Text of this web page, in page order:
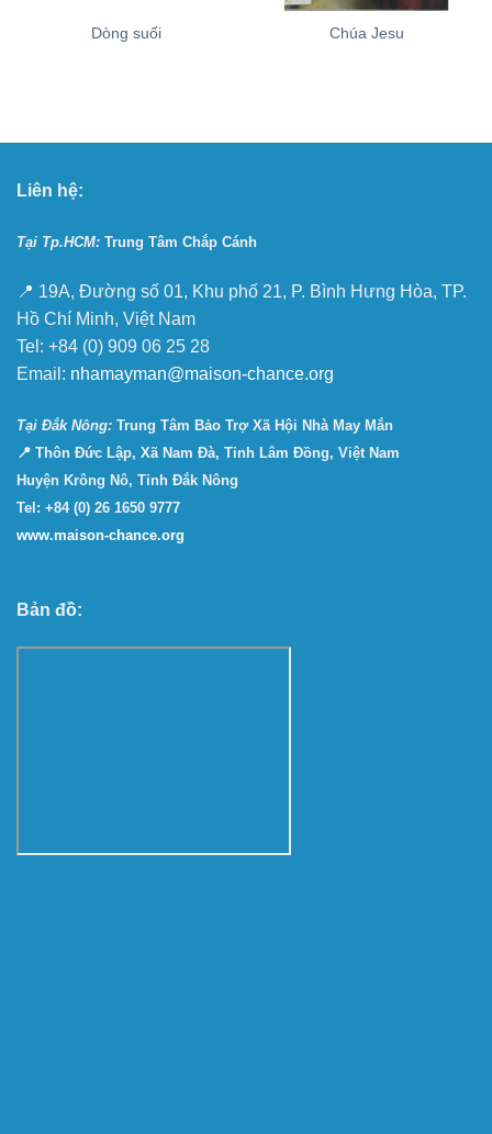
Dòng suối Chúa Jesu
Liên hệ:
Tại Tp.HCM: Trung Tâm Chắp Cánh
📍 19A, Đường số 01, Khu phố 21, P. Bình Hưng Hòa, TP.
Hồ Chí Minh, Việt Nam
Tel: +84 (0) 909 06 25 28
Email: nhamayman@maison-chance.org
Tại Ðắk Nông: Trung Tâm Bảo Trợ Xã Hội Nhà May Mắn
📍 Thôn Đức Lập, Xã Nam Đà, Tỉnh Lâm Đồng, Việt Nam
Huyện Krông Nô, Tỉnh Đắk Nông
Tel: +84 (0) 26 1650 9777
www.maison-chance.org
Bản đồ: